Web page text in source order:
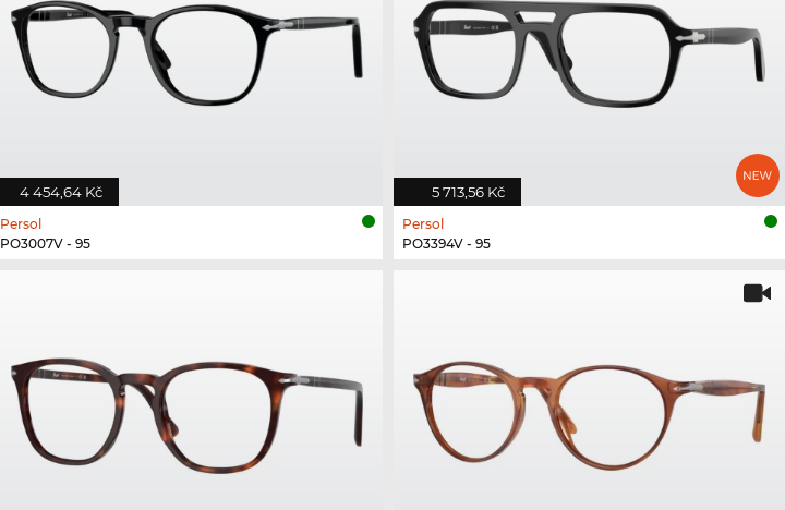
4 454,64 Kč
Persol
PO3007V - 95
5 713,56 Kč
Persol
PO3394V - 95